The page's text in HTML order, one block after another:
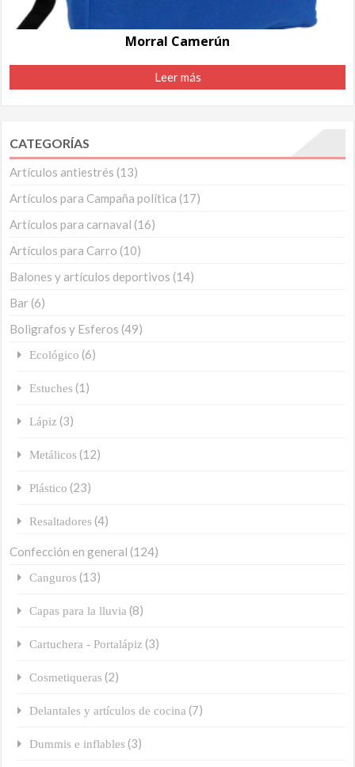
Morral Camerún
Leer más
CATEGORÍAS
Artículos antiestrés (13)
Artículos para Campaña política (17)
Artículos para carnaval (16)
Artículos para Carro (10)
Balones y artículos deportivos (14)
Bar (6)
Boligrafos y Esferos (49)
Ecológico (6)
Estuches (1)
Lápiz (3)
Metálicos (12)
Plástico (23)
Resaltadores (4)
Confección en general (124)
Canguros (13)
Capas para la lluvia (8)
Cartuchera - Portalápiz (3)
Cosmetiqueras (2)
Delantales y artículos de cocina (7)
Dummis e inflables (3)